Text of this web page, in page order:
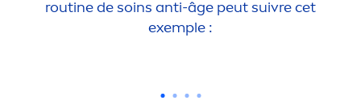
routine de soins anti-âge peut suivre cet
exemple :